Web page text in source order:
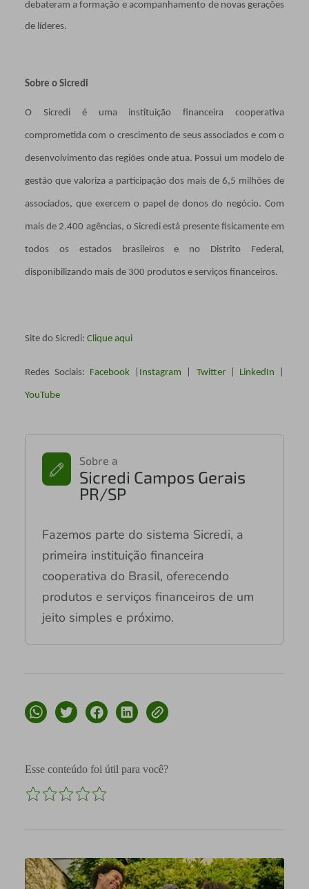
debateram a formação e acompanhamento de novas gerações
de líderes.
Sobre o Sicredi
O Sicredi é uma instituição financeira cooperativa
comprometida com o crescimento de seus associados e com o
desenvolvimento das regiões onde atua. Possui um modelo de
gestão que valoriza a participação dos mais de 6,5 milhões de
associados, que exercem o papel de donos do negócio. Com
mais de 2.400 agências, o Sicredi está presente fisicamente em
todos os estados brasileiros e no Distrito Federal,
disponibilizando mais de 300 produtos e serviços financeiros.
Site do Sicredi: Clique aqui
Redes Sociais: Facebook Instagram Twitter| LinkedIn
YouTube
Sobre a
Sicredi Campos Gerais
PR/SP
Fazemos parte do sistema Sicredi, a
primeira instituição financeira
cooperativa do Brasil, oferecendo
produtos e serviços financeiros de um
jeito simples e próximo.
Esse conteúdo foi útil para você?